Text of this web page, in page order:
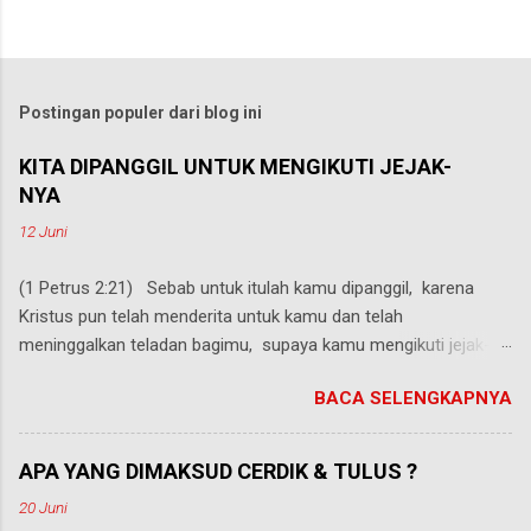
Postingan populer dari blog ini
KITA DIPANGGIL UNTUK MENGIKUTI JEJAK-
NYA
12 Juni
(1 Petrus 2:21) Sebab untuk itulah kamu dipanggil, karena
Kristus pun telah menderita untuk kamu dan telah
meninggalkan teladan bagimu, supaya kamu mengikuti jejak-
penggolongan manusia menjadi empat tipe kepribadian ini lahir
dari kepercayaan orang Yunani kuno bahwa tubuh manusia
tersusun oleh empat² cairan, yang dalam bahasa Yunani
empedu kuning), phlegm (lendir), & sanguis (Latin : darah).
BACA SELENGKAPNYA
APA YANG DIMAKSUD CERDIK & TULUS ?
20 Juni